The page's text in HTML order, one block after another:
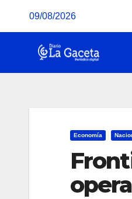
09/08/2026
Economía